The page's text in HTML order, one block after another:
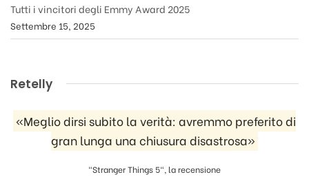
Tutti i vincitori degli Emmy Award 2025
Settembre 15, 2025
Retelly
«Meglio dirsi subito la verità: avremmo preferito di
gran lunga una chiusura disastrosa»
"Stranger Things 5", la recensione